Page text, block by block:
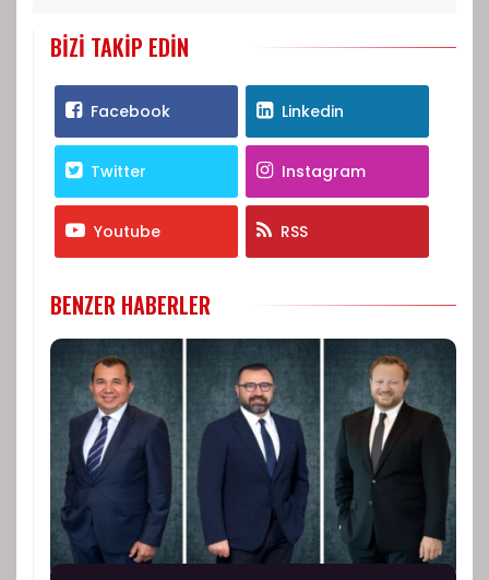
BIZI TAKIP EDIN
Facebook Linkedin
Twitter Instagram
Youtube RSS
BENZER HABERLER